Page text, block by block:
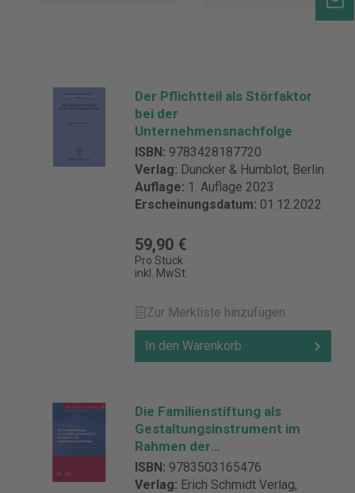
Der Pflichtteil als Störfaktor
bei der
Unternehmensnachfolge
ISBN: 9783428187720
Verlag: Duncker & Humblot, Berlin
Auflage: 1. Auflage 2023
Erscheinungsdatum: 01.12.2022
59,90 €
Pro Stück
inkl. MwSt.
Zur Merkliste hinzufügen
In den Warenkorb
Die Familienstiftung als
Gestaltungsinstrument im
Rahmen der
Unternehmensnachfolge
ISBN: 9783503165476
Verlag: Erich Schmidt Verlag,